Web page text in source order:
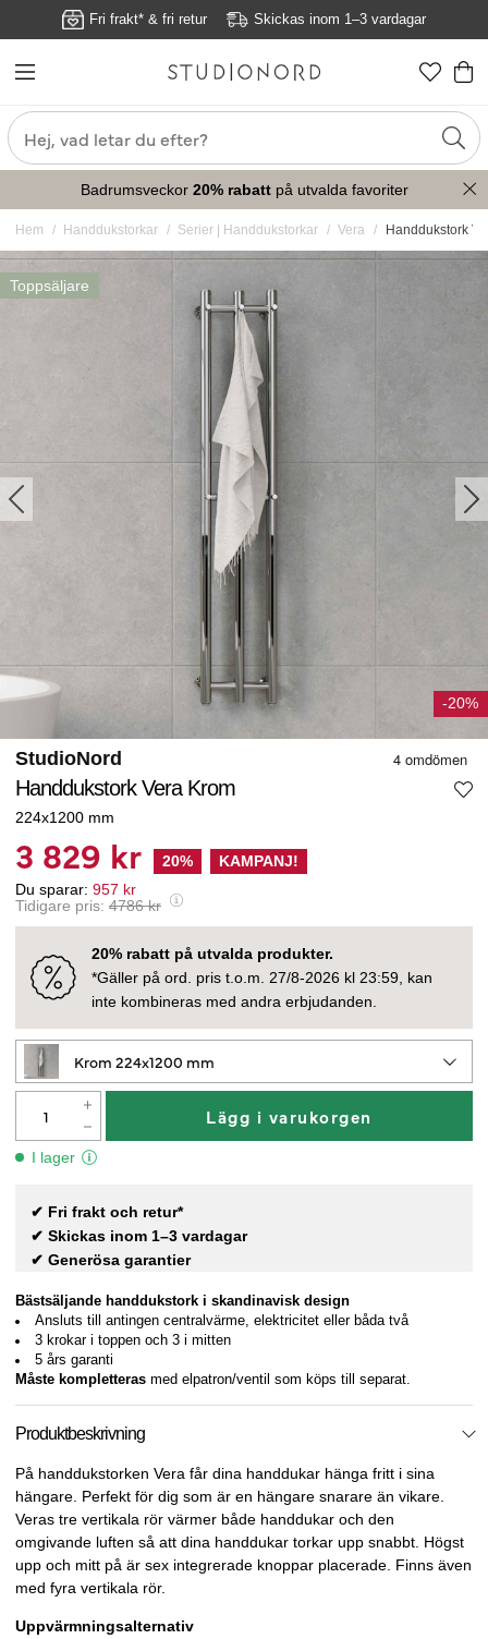
Fri frakt* & fri retur Skickas inom 1–3 vardagar
Badrumsveckor 20% rabattpå utvalda favoriter
Hem Handdukstorkar Serier | Handdukstorkar Vera Handdukstork
Toppsäljare
-20%
StudioNord
Handdukstork Vera Krom
224x1200 mm
3 829 kr 20%
KAMPANJ!
Du sparar: 957 kr
Tidigare pris: 4786kr
20% rabatt på utvalda produkter.
*Gäller på ord. pris t.o.m. 27/8-2026 kl 23:59, kan
inte kombineras med andra erbjudanden.
Krom 224x1200 mm
Lägg i varukorgen
I lager
✔ Fri frakt och retur*
✔ Skickas inom 1–3 vardagar
✔ Generösa garantier
Bästsäljande handdukstork i skandinavisk design
Ansluts till antingen centralvärme, elektricitet eller båda två
3 krokar i toppen och 3 i mitten
5 års garanti
Måste kompletteras med elpatron/ventil som köps till separat.
Produktbeskrivning
På handdukstorken Vera får dina handdukar hänga fritt i sina
hängare. Perfekt för dig som är en hängare snarare än vikare.
Veras tre vertikala rör värmer både handdukar och den
omgivande luften så att dina handdukar torkar upp snabbt. Högst
upp och mitt på är sex integrerade knoppar placerade. Finns även
med fyra vertikala rör.
Uppvärmningsalternativ